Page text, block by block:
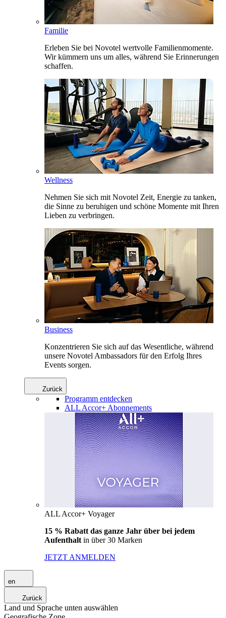
Familie
Erleben Sie bei Novotel wertvolle Familienmomente.
Wir kümmern uns um alles, während Sie Erinnerungen
schaffen.
Wellness
Nehmen Sie sich mit Novotel Zeit, Energie zu tanken,
die Sinne zu beruhigen und schöne Momente mit Ihren
Lieben zu verbringen.
Business
Konzentrieren Sie sich auf das Wesentliche, während
unsere Novotel Ambassadors für den Erfolg Ihres
Events sorgen.
Zurück
Programm entdecken
ALL Accor+ Abonnements
ALL Accor+ Voyager
15 % Rabatt das ganze Jahr über bei jedem
Aufenthalt in über 30 Marken
JETZT ANMELDEN
en
Zurück
Land und Sprache unten auswählen